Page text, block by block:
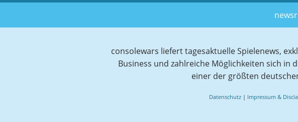
news
consolewars liefert tagesaktuelle Spielenews,
Business und zahlreiche Möglichkeiten sich in
einer der größten
Datenschutz| Impressum &